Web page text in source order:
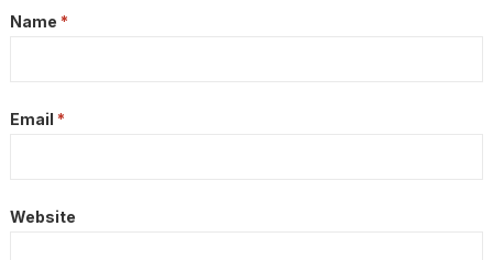
Name *
Email *
Website